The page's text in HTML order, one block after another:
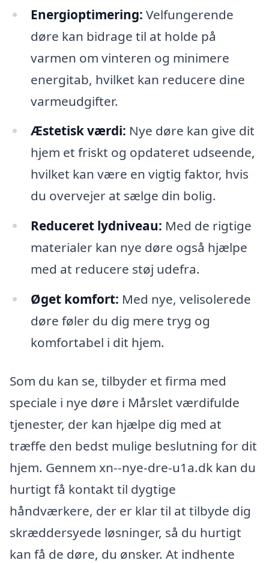
Energioptimering: Velfungerende
døre kan bidrage til at holde på
varmen om vinteren og minimere
energitab, hvilket kan reducere dine
varmeudgifter.
Æstetisk værdi: Nye døre kan give dit
hjem et friskt og opdateret udseende,
hvilket kan være en vigtig faktor, hvis
du overvejer at sælge din bolig.
Reduceret lydniveau: Med de rigtige
materialer kan nye døre også hjælpe
med at reducere støj udefra.
Øget komfort: Med nye, velisolerede
døre føler du dig mere tryg og
komfortabel i dit hjem.
Som du kan se, tilbyder et firma med
speciale i nye døre i Mårslet værdifulde
tjenester, der kan hjælpe dig med at
træffe den bedst mulige beslutning for dit
hjem. Gennem xn--nye-dre-u1a.dk kan du
hurtigt få kontakt til dygtige
håndværkere, der er klar til at tilbyde dig
skræddersyede løsninger, så du hurtigt
kan få de døre, du ønsker. At indhente